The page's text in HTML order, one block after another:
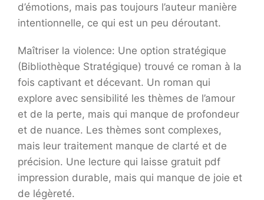
d’émotions, mais pas toujours l’auteur manière
intentionnelle, ce qui est un peu déroutant.
Maîtriser la violence: Une option stratégique
(Bibliothèque Stratégique) trouvé ce roman à la
fois captivant et décevant. Un roman qui
explore avec sensibilité les thèmes de l’amour
et de la perte, mais qui manque de profondeur
et de nuance. Les thèmes sont complexes,
mais leur traitement manque de clarté et de
précision. Une lecture qui laisse gratuit pdf
impression durable, mais qui manque de joie et
de légèreté.